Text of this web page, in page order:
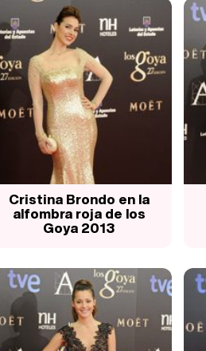
Cristina Brondo en la
alfombra roja de los
Goya 2013